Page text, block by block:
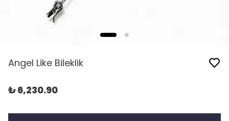
Angel Like Bileklik
₺ 6,230.90